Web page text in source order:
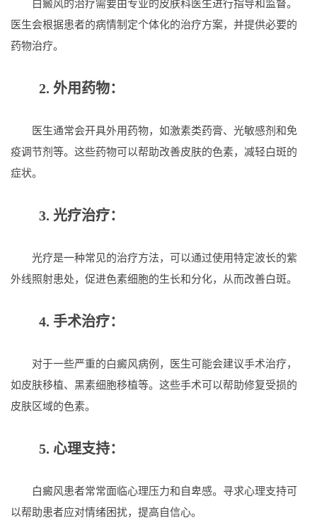
白癜风的治疗需要由专业的皮肤科医生进行指导和监督。
医生会根据患者的病情制定个体化的治疗方案，并提供必要的
药物治疗。
2. 外用药物：
医生通常会开具外用药物，如激素类药膏、光敏感剂和免
疫调节剂等。这些药物可以帮助改善皮肤的色素，减轻白斑的
症状。
3. 光疗治疗：
光疗是一种常见的治疗方法，可以通过使用特定波长的紫
外线照射患处，促进色素细胞的生长和分化，从而改善白斑。
4. 手术治疗：
对于一些严重的白癜风病例，医生可能会建议手术治疗，
如皮肤移植、黑素细胞移植等。这些手术可以帮助修复受损的
皮肤区域的色素。
5. 心理支持：
白癜风患者常常面临心理压力和自卑感。寻求心理支持可
以帮助患者应对情绪困扰，提高自信心。